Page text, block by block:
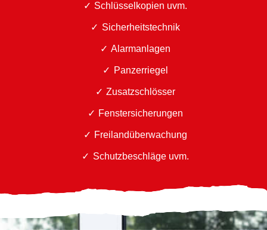
Schlüsselkopien uvm.
Sicherheitstechnik
Alarmanlagen
Panzerriegel
Zusatzschlösser
Fenstersicherungen
Freilandüberwachung
Schutzbeschläge uvm.